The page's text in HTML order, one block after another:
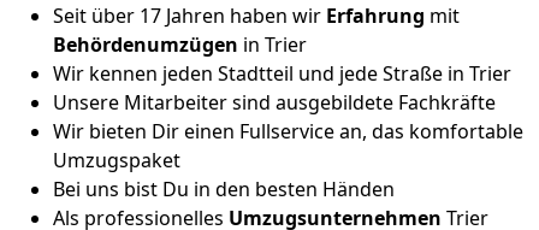
Seit über 17 Jahren haben wir Erfahrung mit
Behördenumzügen in Trier
Wir kennen jeden Stadtteil und jede Straße in Trier
Unsere Mitarbeiter sind ausgebildete Fachkräfte
Wir bieten Dir einen Fullservice an, das komfortable
Umzugspaket
Bei uns bist Du in den besten Händen
Als professionelles Umzugsunternehmen Trier